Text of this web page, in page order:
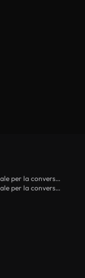
Flussi di lavoro di intelligenza artificiale per la conversione da testo a video
Flussi di lavoro di intelligenza artificiale per la conversione di immagini in video